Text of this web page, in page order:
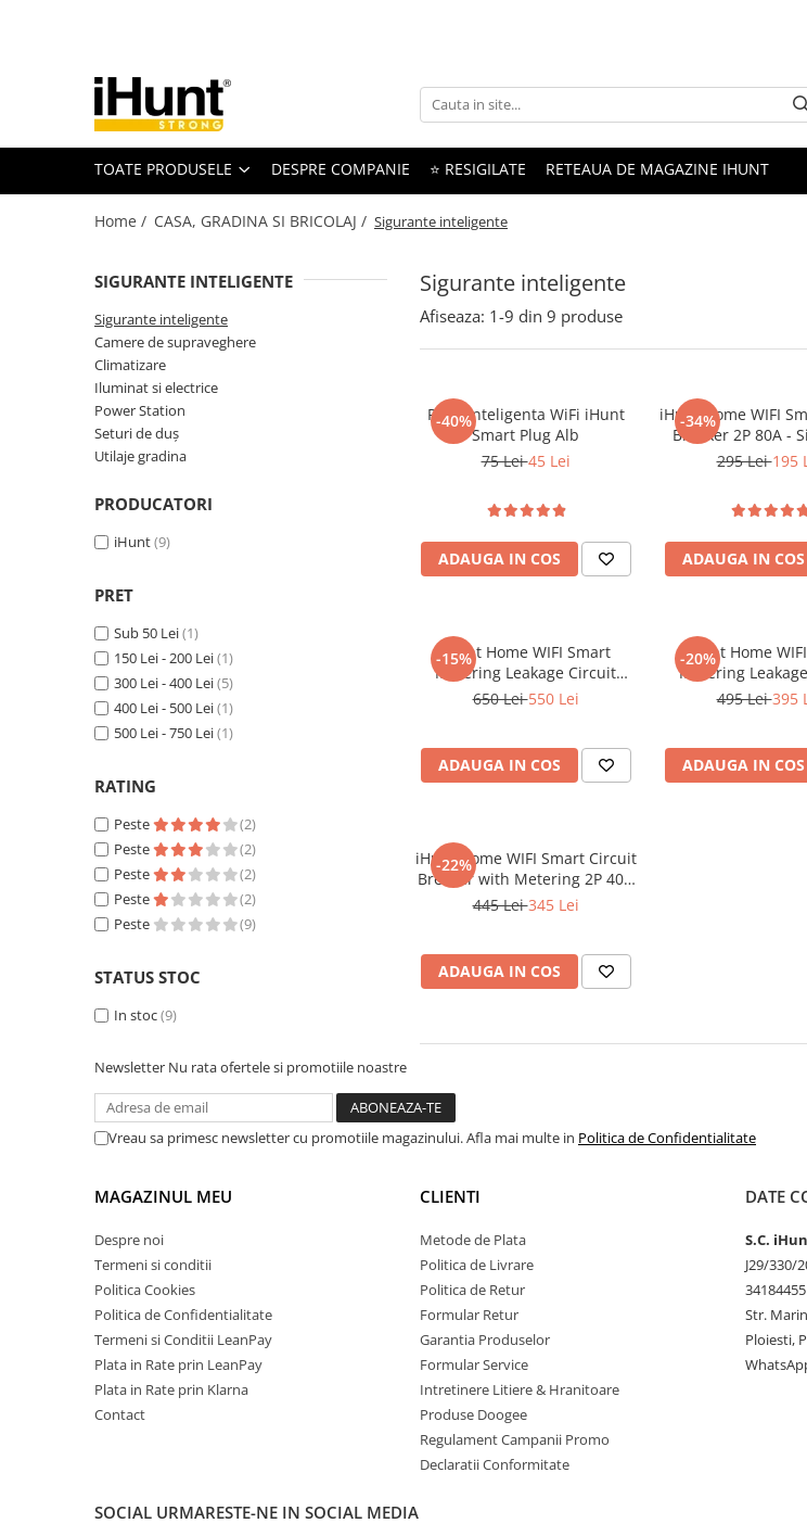
TELEFOANE & TABLETE IHUNT
Telefoane iHunt
Smartphone
Accesorii telefoane
Huse protectie
Smartwatch
Accesorii smartwatch
ELECTROCASNICE
Oală sub Presiune
Slow Cooker
Gătit cu Aburi
Deshidratoare
Aparate de Cafea
Aspiratoare Verticale
Friteuze Aer Cald / Air Fryer
Mașini de Spălat
Mașini de Spălat Vase
Mașini de Spălat Rufe
Roboți Curătenie
Roboți Aspirator
Roboți Geamuri
Roboți Piscină
Uscătoare Haine
Lăzi Frigorifice
INGRIJIRE PERSONALA
Uscătoare de Păr
Plăci de Îndreptat Părul
CASA, GRADINA SI BRICOLAJ
Sigurante inteligente
Camere de supraveghere
TOATE PRODUSELE DESPRE COMPANIE ⭐ RESIGILATE RETEAUA DE MAGAZINE IHUNT
Home / CASA, GRADINA SI BRICOLAJ / Sigurante inteligente
Sigurante inteligente
SIGURANTE INTELIGENTE
Sigurante inteligente
Camere de supraveghere
Climatizare
Iluminat si electrice
Power Station
Seturi de duș
Utilaje gradina
PRODUCATORI
iHunt(9)
PRET
Sub 50 Lei(1)
150 Lei - 200 Lei(1)
300 Lei - 400 Lei(5)
400 Lei - 500 Lei(1)
500 Lei - 750 Lei(1)
RATING
Peste
(2)
Peste
(2)
Peste
(2)
Peste
(2)
Peste
(9)
STATUS STOC
In stoc(9)
Afiseaza: 1-9 din 9 produse
-40%
Priza inteligenta WiFi iHunt
Smart Plug Alb
75 Lei45 Lei
ADAUGA IN COS
-34%
iHunt Home WIFI
Breaker 2P 80A -
automata
295 Lei195
ADAUGA IN COS
-15%
iHunt Home WIFI Smart
Metering Leakage Circuit
Breaker 4P 16A - Siguranta
650 Lei550 Lei
ADAUGA IN COS
-20%
iHunt Home
Metering
Breaker 2P 16A -
495 Lei395
ADAUGA IN COS
-22%
iHunt Home WIFI Smart Circuit
Breaker with Metering 2P 40A
- Siguranta automata
445 Lei345 Lei
ADAUGA IN COS
Newsletter Nu rata ofertele si promotiile noastre
Vreau sa primesc newsletter cu promotiile magazinului. Afla mai multe in Politica de Confidentialitate
MAGAZINUL MEU
Despre noi
Termeni si conditii
Politica Cookies
Politica de Confidentialitate
Termeni si Conditii LeanPay
Plata in Rate prin LeanPay
Plata in Rate prin Klarna
Contact
CLIENTI
Metode de Plata
Politica de Livrare
Politica de Retur
Formular Retur
Garantia Produselor
Formular Service
Intretinere Litiere & Hranitoare
Produse Doogee
Regulament Campanii Promo
Declaratii Conformitate
DATE
S.C.
J29/330/
34184455
Str.
Ploiesti,
SOCIAL URMARESTE-NE IN SOCIAL MEDIA